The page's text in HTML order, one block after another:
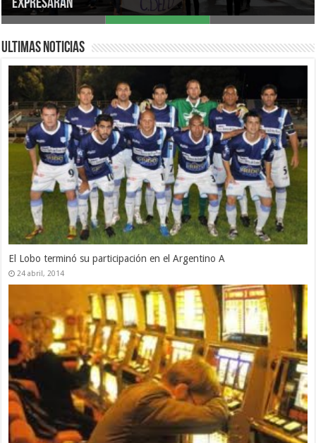
ir? para este finde
expresaran
incertidumbres
Ultimas Noticias
El Lobo terminó su participación en el Argentino A
24 abril, 2014